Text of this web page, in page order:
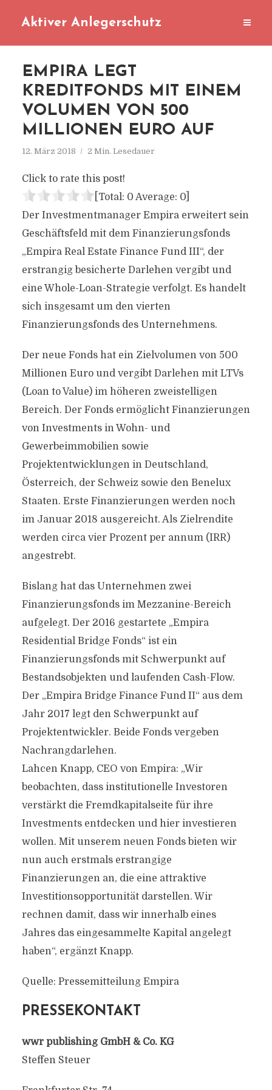
Aktiver Anlegerschutz
EMPIRA LEGT
KREDITFONDS MIT EINEM
VOLUMEN VON 500
MILLIONEN EURO AUF
12. März 2018 2 Min. Lesedauer
Click to rate this post!
[Total: 0 Average: 0]
Der Investmentmanager Empira erweitert sein
Geschäftsfeld mit dem Finanzierungsfonds
„Empira Real Estate Finance Fund III“, der
erstrangig besicherte Darlehen vergibt und
eine Whole-Loan-Strategie verfolgt. Es handelt
sich insgesamt um den vierten
Finanzierungsfonds des Unternehmens.
Der neue Fonds hat ein Zielvolumen von 500
Millionen Euro und vergibt Darlehen mit LTVs
(Loan to Value) im höheren zweistelligen
Bereich. Der Fonds ermöglicht Finanzierungen
von Investments in Wohn- und
Gewerbeimmobilien sowie
Projektentwicklungen in Deutschland,
Österreich, der Schweiz sowie den Benelux
Staaten. Erste Finanzierungen werden noch
im Januar 2018 ausgereicht. Als Zielrendite
werden circa vier Prozent per annum (IRR)
angestrebt.
Bislang hat das Unternehmen zwei
Finanzierungsfonds im Mezzanine-Bereich
aufgelegt. Der 2016 gestartete „Empira
Residential Bridge Fonds“ ist ein
Finanzierungsfonds mit Schwerpunkt auf
Bestandsobjekten und laufenden Cash-Flow.
Der „Empira Bridge Finance Fund II“ aus dem
Jahr 2017 legt den Schwerpunkt auf
Projektentwickler. Beide Fonds vergeben
Nachrangdarlehen.
Lahcen Knapp, CEO von Empira: „Wir
beobachten, dass institutionelle Investoren
verstärkt die Fremdkapitalseite für ihre
Investments entdecken und hier investieren
wollen. Mit unserem neuen Fonds bieten wir
nun auch erstmals erstrangige
Finanzierungen an, die eine attraktive
Investitionsopportunität darstellen. Wir
rechnen damit, dass wir innerhalb eines
Jahres das eingesammelte Kapital angelegt
haben“, ergänzt Knapp.
Quelle: Pressemitteilung Empira
PRESSEKONTAKT
wwr publishing GmbH & Co. KG
Steffen Steuer